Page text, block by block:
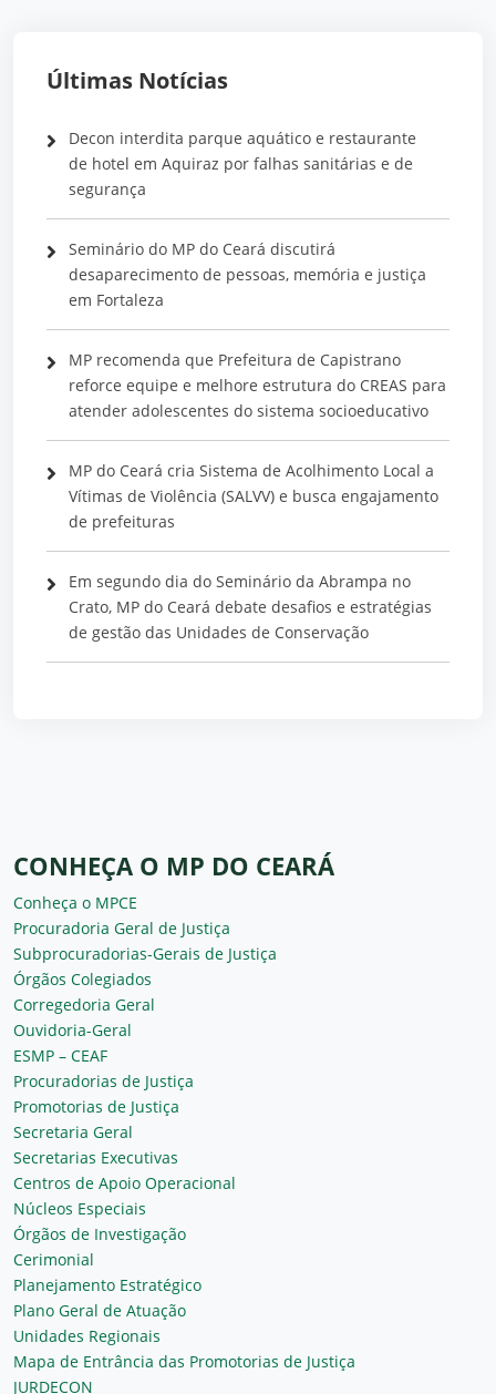
Últimas Notícias
Decon interdita parque aquático e restaurante
de hotel em Aquiraz por falhas sanitárias e de
segurança
Seminário do MP do Ceará discutirá
desaparecimento de pessoas, memória e justiça
em Fortaleza
MP recomenda que Prefeitura de Capistrano
reforce equipe e melhore estrutura do CREAS para
atender adolescentes do sistema socioeducativo
MP do Ceará cria Sistema de Acolhimento Local a
Vítimas de Violência (SALVV) e busca engajamento
de prefeituras
Em segundo dia do Seminário da Abrampa no
Crato, MP do Ceará debate desafios e estratégias
de gestão das Unidades de Conservação
CONHEÇA O MP DO CEARÁ
Conheça o MPCE
Procuradoria Geral de Justiça
Subprocuradorias-Gerais de Justiça
Órgãos Colegiados
Corregedoria Geral
Ouvidoria-Geral
ESMP – CEAF
Procuradorias de Justiça
Promotorias de Justiça
Secretaria Geral
Secretarias Executivas
Centros de Apoio Operacional
Núcleos Especiais
Órgãos de Investigação
Cerimonial
Planejamento Estratégico
Plano Geral de Atuação
Unidades Regionais
Mapa de Entrância das Promotorias de Justiça
JURDECON